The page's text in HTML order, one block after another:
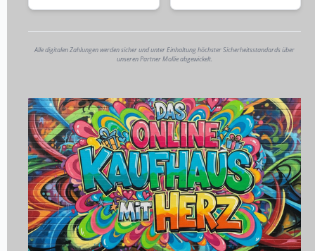
Alle digitalen Zahlungen werden sicher und unter Einhaltung höchster Sicherheitsstandards über
unseren Partner Mollie abgewickelt.